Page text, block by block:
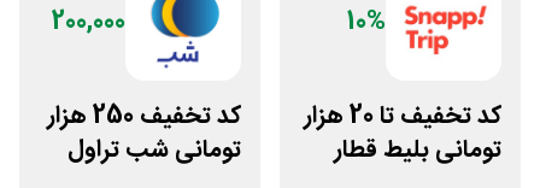
10%
کد تخفیف تا 20 هزار
تومانی بلیط قطار
200,000
کد تخفیف 250 هزار
تومانی شب تراول